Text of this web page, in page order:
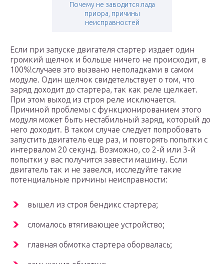
Почему не заводится лада
приора, причины
неисправностей
Если при запуске двигателя стартер издает один
громкий щелчок и больше ничего не происходит, в
100%!случаев это вызвано неполадками в самом
модуле. Один щелчок свидетельствует о том, что
заряд доходит до стартера, так как реле щелкает.
При этом выход из строя реле исключается.
Причиной проблемы с функционированием этого
модуля может быть нестабильный заряд, который до
него доходит. В таком случае следует попробовать
запустить двигатель еще раз, и повторять попытки с
интервалом 20 секунд. Возможно, со 2-й или 3-й
попытки у вас получится завести машину. Если
двигатель так и не завелся, исследуйте такие
потенциальные причины неисправности:
вышел из строя бендикс стартера;
сломалось втягивающее устройство;
главная обмотка стартера оборвалась;